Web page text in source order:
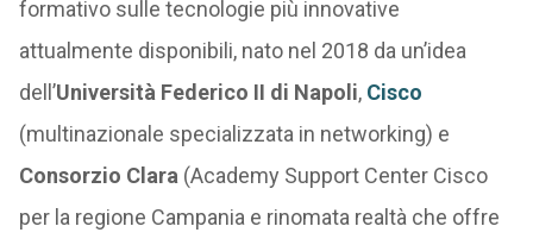
formativo sulle tecnologie più innovative
attualmente disponibili, nato nel 2018 da un’idea
dell’Università Federico II di Napoli, Cisco
(multinazionale specializzata in networking) e
Consorzio Clara (Academy Support Center Cisco
per la regione Campania e rinomata realtà che offre